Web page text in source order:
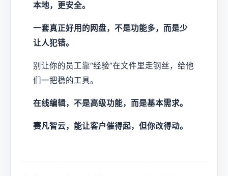
本地，更安全。
一套真正好用的网盘，不是功能多，而是少
让人犯错。
别让你的员工靠“经验”在文件里走钢丝，给他
们一把稳的工具。
在线编辑，不是高级功能，而是基本需求。
赛凡智云，能让客户催得起，但你改得动。